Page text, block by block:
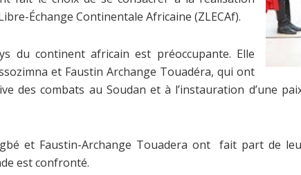
Échange Continentale Africaine (ZLECAf).
du continent africain est préoccupante. Elle
et Faustin Archange Touadéra, qui ont
des combats au Soudan et à l’instauration d’une
et Faustin-Archange Touadera ont fait part de
est confronté.